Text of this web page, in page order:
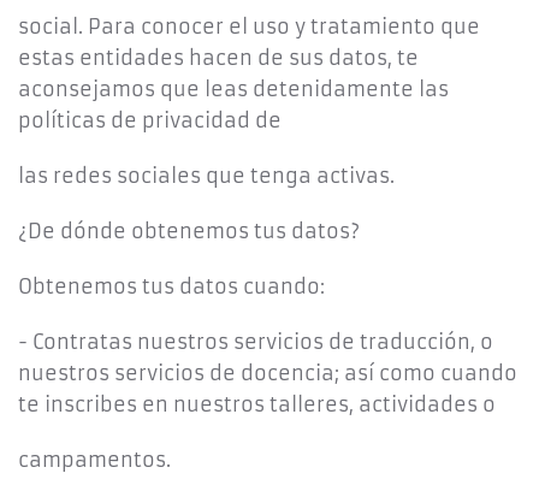
social. Para conocer el uso y tratamiento que
estas entidades hacen de sus datos, te
aconsejamos que leas detenidamente las
políticas de privacidad de
las redes sociales que tenga activas.
¿De dónde obtenemos tus datos?
Obtenemos tus datos cuando:
- Contratas nuestros servicios de traducción, o
nuestros servicios de docencia; así como cuando
te inscribes en nuestros talleres, actividades o
campamentos.